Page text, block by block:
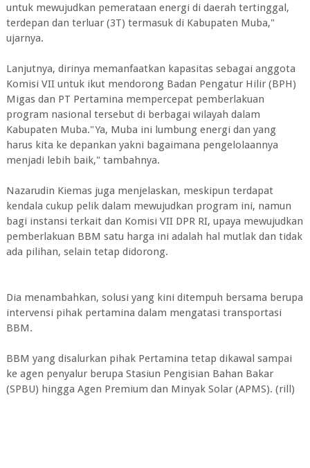
untuk mewujudkan pemerataan energi di daerah tertinggal,
terdepan dan terluar (3T) termasuk di Kabupaten Muba,"
ujarnya.
Lanjutnya, dirinya memanfaatkan kapasitas sebagai anggota
Komisi VII untuk ikut mendorong Badan Pengatur Hilir (BPH)
Migas dan PT Pertamina mempercepat pemberlakuan
program nasional tersebut di berbagai wilayah dalam
Kabupaten Muba."Ya, Muba ini lumbung energi dan yang
harus kita ke depankan yakni bagaimana pengelolaannya
menjadi lebih baik," tambahnya.
Nazarudin Kiemas juga menjelaskan, meskipun terdapat
kendala cukup pelik dalam mewujudkan program ini, namun
bagi instansi terkait dan Komisi VII DPR RI, upaya mewujudkan
pemberlakuan BBM satu harga ini adalah hal mutlak dan tidak
ada pilihan, selain tetap didorong.
Dia menambahkan, solusi yang kini ditempuh bersama berupa
intervensi pihak pertamina dalam mengatasi transportasi
BBM.
BBM yang disalurkan pihak Pertamina tetap dikawal sampai
ke agen penyalur berupa Stasiun Pengisian Bahan Bakar
(SPBU) hingga Agen Premium dan Minyak Solar (APMS). (rill)